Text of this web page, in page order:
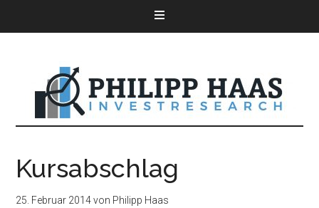
Kursabschlag
25. Februar 2014von Philipp Haas